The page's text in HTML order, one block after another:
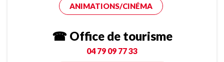
ANIMATIONS/CINÉMA
☎ Office de tourisme
04 79 09 77 33